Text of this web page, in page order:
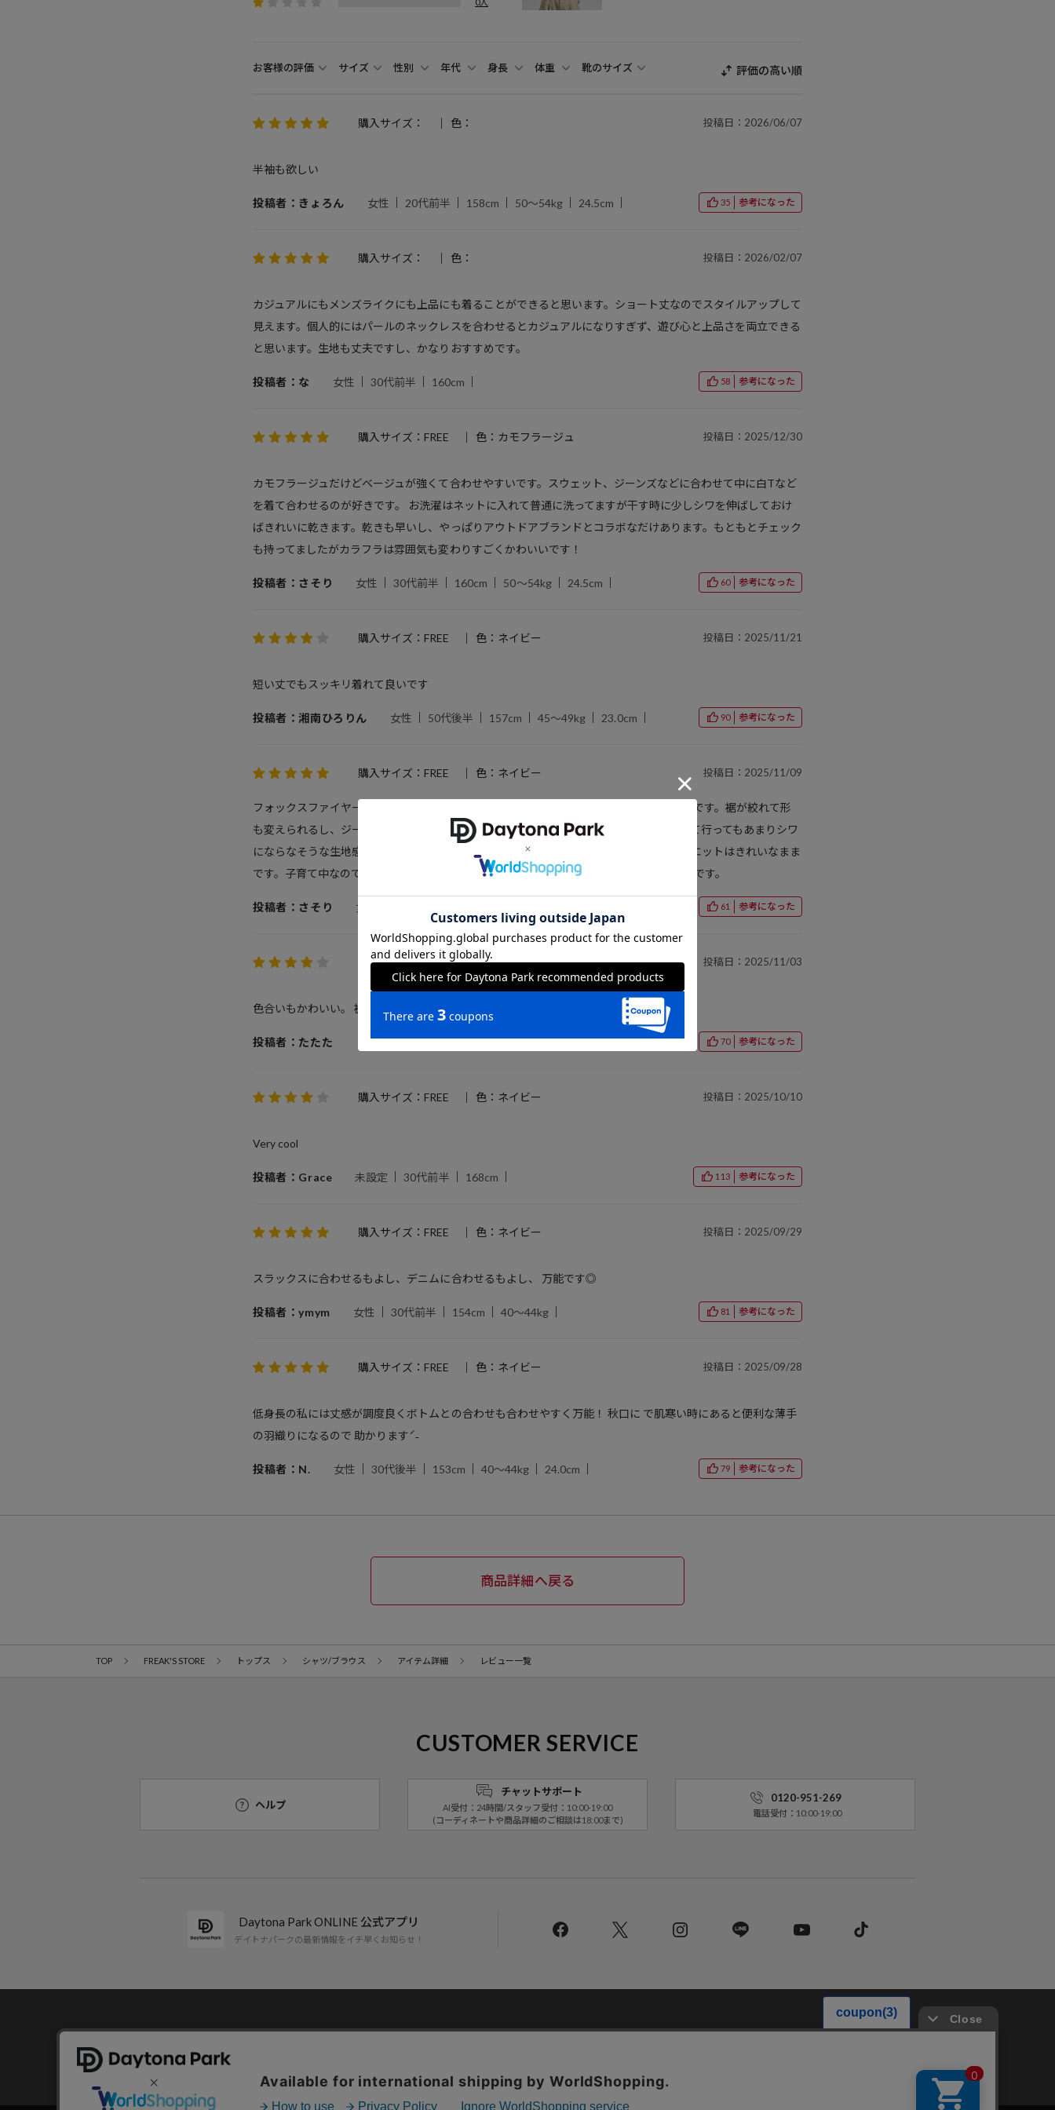
お客様の評価 サイズ 性別 年代 身長 体重 靴のサイズ 評価の高い順
購入サイズ： 色： 投稿日：2026/06/07
半袖も欲しい
投稿者：きょろん 女性 20代前半 158cm 50～54kg 24.5cm 35 参考になった
購入サイズ： 色： 投稿日：2026/02/07
カジュアルにもメンズライクにも上品にも着ることができると思います。ショート丈なのでスタイルアップして
見えます。個人的にはパールのネックレスを合わせるとカジュアルになりすぎず、遊び心と上品さを両立できる
と思います。生地も丈夫ですし、かなりおすすめです。
投稿者：な 女性 30代前半 160cm 58 参考になった
購入サイズ：FREE 色：カモフラージュ 投稿日：2025/12/30
カモフラージュだけどベージュが強くて合わせやすいです。スウェット、ジーンズなどに合わせて中に白Tなど
を着て合わせるのが好きです。 お洗濯はネットに入れて普通に洗ってますが干す時に少しシワを伸ばしておけ
ばきれいに乾きます。乾きも早いし、やっぱりアウトドアブランドとコラボなだけあります。もともとチェック
も持ってましたがカラフラは雰囲気も変わりすごくかわいいです！
投稿者：さそり 女性 30代前半 160cm 50～54kg 24.5cm 60 参考になった
購入サイズ：FREE 色：ネイビー 投稿日：2025/11/21
短い丈でもスッキリ着れて良いです
投稿者：湘南ひろりん 女性 50代後半 157cm 45～49kg 23.0cm 90 参考になった
購入サイズ：FREE 色：ネイビー 投稿日：2025/11/09
フォックスファイヤーとのコラボとのことでやっぱり生地もしっかりしてて着心地もいいです。裾が絞れて形
も変えられるし、ジーパン、スウェットなど合わせやすくて気に入ってます。旅行に持って行ってもあまりシワ
にならなそうな生地感です。自己判断で普通にネットに入れて洗濯機で洗ってますがシルエットはきれいなまま
です。子育て中なので扱いやすくてかわいいのでよく着てます！ カモフラも追加で欲しいです。
投稿者：さそり 女性 61 参考になった
購入サイズ：FREE 色：ネイビー 投稿日：2025/11/03
色合いもかわいい。 裾が絞れるところがいいと思った。
投稿者：たたた 70 参考になった
購入サイズ：FREE 色：ネイビー 投稿日：2025/10/10
Very cool
投稿者：Grace 未設定 30代前半 168cm 113 参考になった
購入サイズ：FREE 色：ネイビー 投稿日：2025/09/29
スラックスに合わせるもよし、デニムに合わせるもよし、 万能です◎
投稿者：ymym 女性 30代前半 154cm 40～44kg 81 参考になった
購入サイズ：FREE 色：ネイビー 投稿日：2025/09/28
低身長の私には丈感が調度良くボトムとの合わせも合わせやすく万能！ 秋口に で肌寒い時にあると便利な薄手
の羽織りになるので 助かりますˊ˗
投稿者：N. 女性 30代後半 153cm 40～44kg 24.0cm 79 参考になった
商品詳細へ戻る
TOP FREAK'S STORE トップス シャツ/ブラウス アイテム詳細 レビュー一覧
CUSTOMER SERVICE
ヘルプ
チャットサポート
AI受付：24時間/スタッフ受付：10:00-19:00
(コーディネートや商品詳細のご相談は18:00まで)
0120-951-269
電話受付：10:00-19:00
Daytona Park ONLINE 公式アプリ
デイトナパークの最新情報をイチ早くお知らせ！